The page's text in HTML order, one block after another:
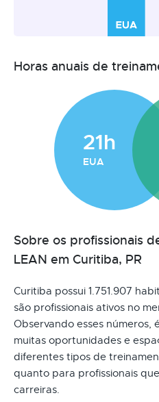
Horas anuais de
21h
EUA
Sobre os profissionais
LEAN em Curitiba, PR
Curitiba possui 1.751.907
são profissionais ativos no
Observando esses números,
muitas oportunidades e
diferentes tipos de
quanto para profissionais
carreiras.